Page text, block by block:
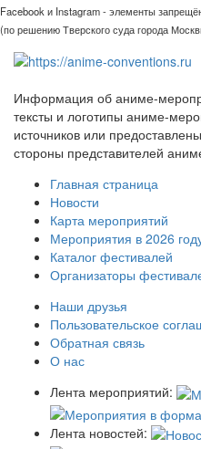
Facebook и Instagram - элементы
(по решению Тверского суда города
Информация об аниме-
тексты и логотипы аниме-
источников или
стороны представителей
Главная страница
Новости
Карта мероприятий
Мероприятия в 2026
Каталог фестивалей
Организаторы
Наши друзья
Пользовательское
Обратная связь
О нас
Лента мероприятий:
Лента новостей: